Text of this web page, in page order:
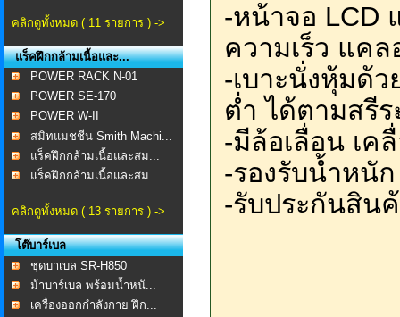
คลิกดูทั้งหมด ( 11 รายการ ) ->
แร็คฝึกกล้ามเนื้อและ...
POWER RACK N-01
POWER SE-170
POWER W-II
สมิทแมชชีน Smith Machi...
แร็คฝึกกล้ามเนื้อและสม...
แร็คฝึกกล้ามเนื้อและสม...
คลิกดูทั้งหมด ( 13 รายการ ) ->
โต๊บาร์เบล
ชุดบาเบล SR-H850
ม้าบาร์เบล พร้อมน้ำหนั...
เครื่องออกกำลังกาย ฝึก...
-หน้าจอ LCD
ความเร็ว แคล
-เบาะนั่งหุ้มด้
ต่ำ ได้ตามสรีร
-มีล้อเลื่อน เค
-รองรับน้ำหนั
-รับประกันสิน